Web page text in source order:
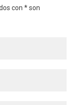
con * son